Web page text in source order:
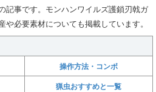
記事です。モンハンワイルズ護鎖刃戟ガ
必要素材についても掲載しています。
操作方法・コンボ
猟虫おすすめと一覧